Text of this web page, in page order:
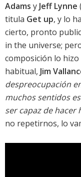
Adams y Jeff Lynne
titula Get up, y lo
cierto, pronto
in the universe;
composición lo
habitual, Jim
despreocupación
muchos sentidos
ser capaz de hacer
no repetirnos, lo